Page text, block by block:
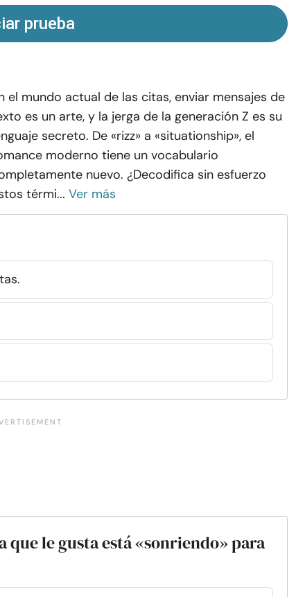
prueba
el mundo actual de las citas, enviar mensajes de
es un arte, y la jerga de la generación Z es su
secreto. De «rizz» a «situationship», el
moderno tiene un vocabulario
nuevo. ¿Decodifica sin esfuerzo
térmi... Ver más
que le gusta está «sonriendo» para